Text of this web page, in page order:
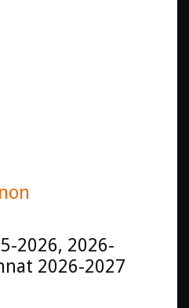
2026, 2026-
2026-2027